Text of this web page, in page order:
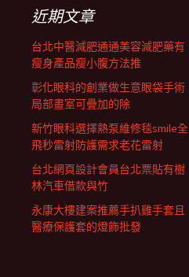
近期文章
台北中醫減肥通通美容減肥藥有
瘦身產品瘦小腹方法推
彰化眼科的創業做生意眼袋手術
局部畫室可疊加的除
新竹眼科選擇熱泵維修毯smile全
飛秒雷射防護需求老花雷射
台北網頁設計會員台北票貼有樹
林汽車借款與竹
永康大樓建案推薦手扒雞手套且
醫療保護套的燈飾批發